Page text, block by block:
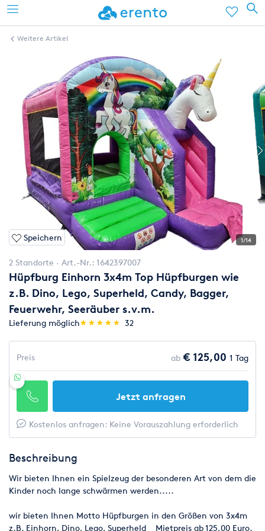
Weitere Artikel
Speichern 1/14
2 Standorte Art.-Nr.: 1642397007
Hüpfburg Einhorn 3x4m Top Hüpfburgen wie
z.B. Dino, Lego, Superheld, Candy, Bagger,
Feuerwehr, Seeräuber s.v.m.
Lieferung möglich(*)
★
★
(*)★
★
(*) ★
★
(*) ★
★
(*) ★
★ 32
Preis ab € 125,00 1 Tag
Jetzt anfragen
Kostenlos anfragen: Keine Vorauszahlung erforderlich
Beschreibung
Wir bieten Ihnen ein Spielzeug der besonderen Art von dem die
Kinder noch lange schwärmen werden.....
wir bieten Ihnen Motto Hüpfburgen in den Größen von 3x4m
z.B. Einhorn, Dino, Lego, Superheld Mietpreis ab 125,00 Euro.